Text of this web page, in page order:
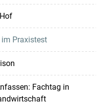
Praxistest
Fachtag in